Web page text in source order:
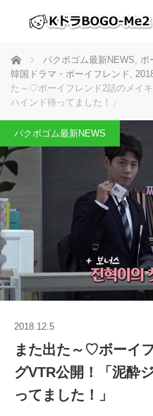
ホーム パクボゴム最新NEWS, ボ
韓国ドラマ・ボーイフレンド ,
た～♡ボーイフレンド2話のメイ
ハインド待ってました！」
パクボゴム最新NEWS
2018.12.5
また出た～♡ボーイ
グVTR公開！「泥酔
ってました！」